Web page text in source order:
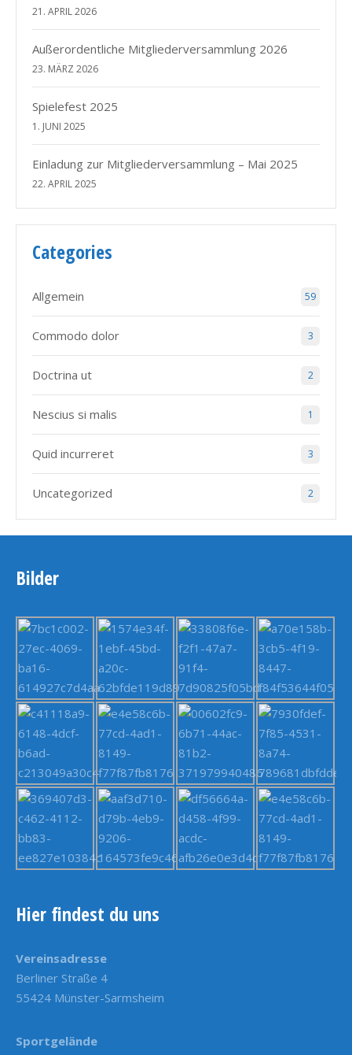
21. APRIL 2026
Außerordentliche Mitgliederversammlung 2026
23. MÄRZ 2026
Spielefest 2025
1. JUNI 2025
Einladung zur Mitgliederversammlung – Mai 2025
22. APRIL 2025
Categories
Allgemein 59
Commodo dolor 3
Doctrina ut 2
Nescius si malis 1
Quid incurreret 3
Uncategorized 2
Bilder
Hier findest du uns
Vereinsadresse
Berliner Straße 4
55424 Münster-Sarmsheim
Sportgelände